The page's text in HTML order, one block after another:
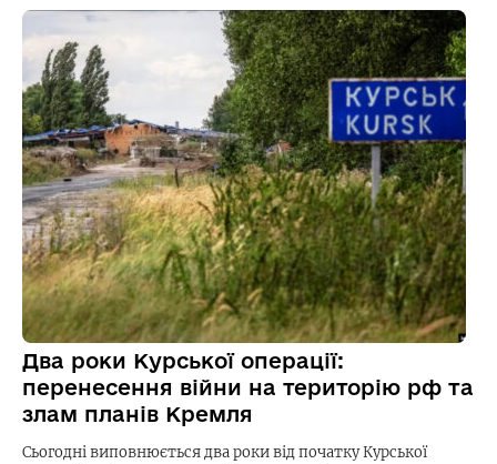
Два роки Курської операції:
перенесення війни на територію рф та
злам планів Кремля
Сьогодні виповнюється два роки від початку Курської